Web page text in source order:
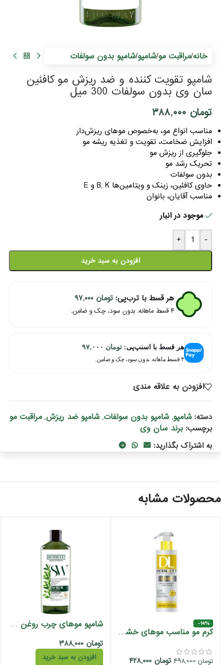
خانه/مراقبت مو/شامپو/شامپو بدون سولفات
شامپو تقویت کننده و ضد ریزش مو کافئین
سان وی بدون سولفات 300 میل
تومان
مناسب انواع مو، به‌خصوص موهای ریزش‌دار
افزایش ضخامت، تقویت و تغذیه ریشه مو
جلوگیری از ریزش مو
تحریک رشد مو
بدون سولفات
حاوی کافئین، زینک و ویتامین‌ها B, K و E
مناسب آقایان، بانوان
موجود در انبار
-
+
افزودن به سبد خرید
هر قسط با ترب‌پی: تومان
۴ قسط ماهانه. بدون سود، چک و ضامن.
هر قسط با اسنپ‌پی: تومان
۴ قسط ماهانه. بدون سود، چک و ضامن.
افزودن به علاقه مندی
دسته: شامپو, شامپو بدون سولفات, شامپو ضد ریزش, مراقبت مو
برچسب: برند سان‌ وی
به اشتراک بگذارید:
محصولات مشابه
-14%
کرم مو مناسب موهای خشک و آسیب دیده ویتادرای درمالیفت 150 میل
تومان۴۹۸,۰۰۰ تومان
شامپو موهای چرب روغن درخت چای سان وی بدون سولفات 300 میل
تومان
افزودن به سبد خرید